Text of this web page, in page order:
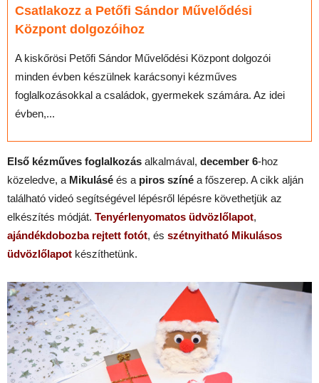
Csatlakozz a Petőfi Sándor Művelődési
Központ dolgozóihoz
A kiskőrösi Petőfi Sándor Művelődési Központ dolgozói
minden évben készülnek karácsonyi kézműves
foglalkozásokkal a családok, gyermekek számára. Az idei
évben,...
Első kézműves foglalkozás alkalmával, december 6-hoz
közeledve, a Mikulásé és a piros színé a főszerep. A cikk alján
található videó segítségével lépésről lépésre követhetjük az
elkészítés módját. Tenyérlenyomatos üdvözlőlapot,
ajándékdobozba rejtett fotót, és szétnyitható Mikulásos
üdvözlőlapot készíthetünk.